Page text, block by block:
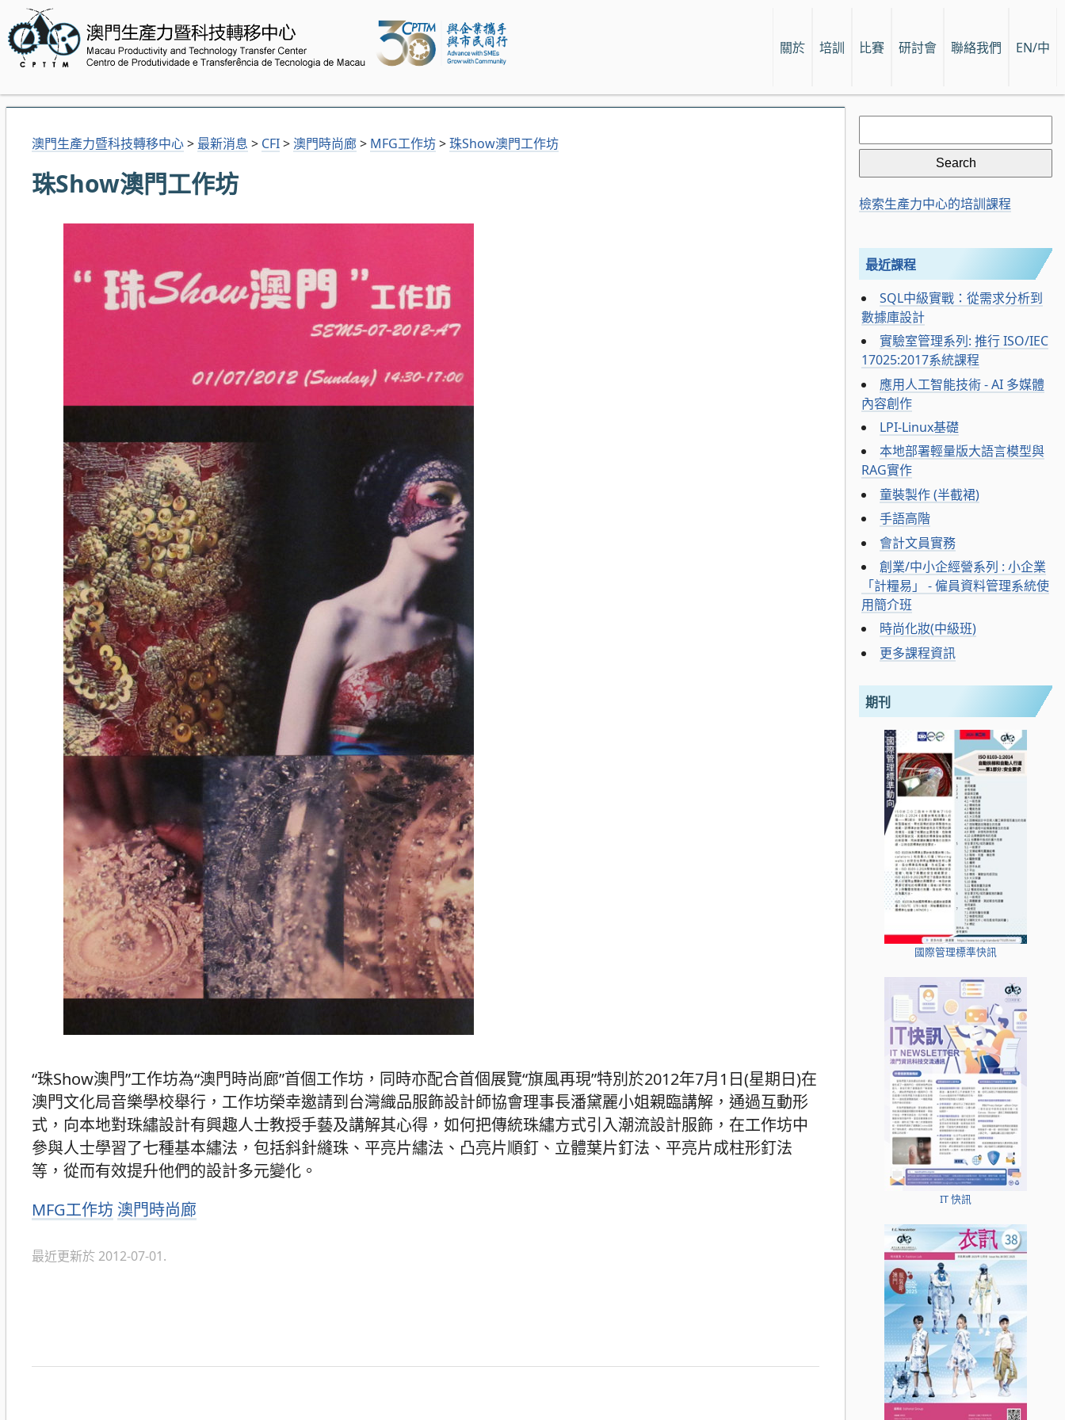
關於 培訓 比賽 研討會 聯絡我們 EN/中
澳門生產力暨科技轉移中心> 最新消息 > CFI> 澳門時尚廊> MFG工作坊>珠Show澳門工作坊
珠Show澳門工作坊
“珠Show澳門”工作坊為“澳門時尚廊”首個工作坊，同時亦配合首個展覽“旗風再現”特別於2012年7月1日(星期日)在
澳門文化局音樂學校舉行，工作坊榮幸邀請到台灣織品服飾設計師協會理事長潘黛麗小姐親臨講解，通過互動形
式，向本地對珠繡設計有興趣人士教授手藝及講解其心得，如何把傳統珠繡方式引入潮流設計服飾，在工作坊中
參與人士學習了七種基本繡法，包括斜針縫珠、平亮片繡法、凸亮片順釘、立體葉片釘法、平亮片成柱形釘法
等，從而有效提升他們的設計多元變化。
分
MFG工作坊 澳門時尚廊
最近更新於 2012-07-01.
Search
for:
檢索生產力中心的培訓課程
最近課程
SQL中級實戰：從需求分析到
數據庫設計
實驗室管理系列: 推行 ISO/IEC
17025:2017系統課程
應用人工智能技術 - AI 多媒體
內容創作
LPI-Linux基礎
本地部署輕量版大語言模型與
RAG實作
童裝製作 (半截裙)
手語高階
會計文員實務
創業/中小企經營系列 : 小企業
「計糧易」 - 僱員資料管理系統使
用簡介班
時尚化妝(中級班)
更多課程資訊
期刊
國際管理標準快訊
IT 快訊